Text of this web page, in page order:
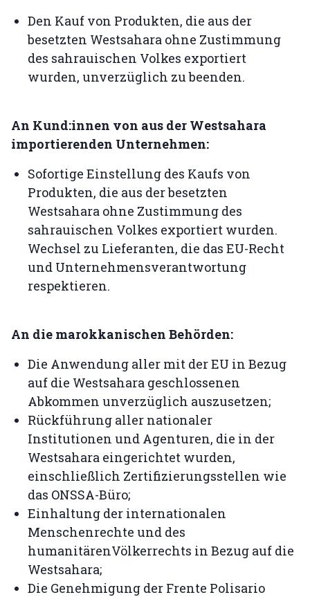
Den Kauf von Produkten, die aus der
besetzten Westsahara ohne Zustimmung
des sahrauischen Volkes exportiert
wurden, unverzüglich zu beenden.
An Kund:innen von aus der Westsahara
importierenden Unternehmen:
Sofortige Einstellung des Kaufs von
Produkten, die aus der besetzten
Westsahara ohne Zustimmung des
sahrauischen Volkes exportiert wurden.
Wechsel zu Lieferanten, die das EU-Recht
und Unternehmensverantwortung
respektieren.
An die marokkanischen Behörden:
Die Anwendung aller mit der EU in Bezug
auf die Westsahara geschlossenen
Abkommen unverzüglich auszusetzen;
Rückführung aller nationaler
Institutionen und Agenturen, die in der
Westsahara eingerichtet wurden,
einschließlich Zertifizierungsstellen wie
das ONSSA-Büro;
Einhaltung der internationalen
Menschenrechte und des
humanitärenVölkerrechts in Bezug auf die
Westsahara;
Die Genehmigung der Frente Polisario